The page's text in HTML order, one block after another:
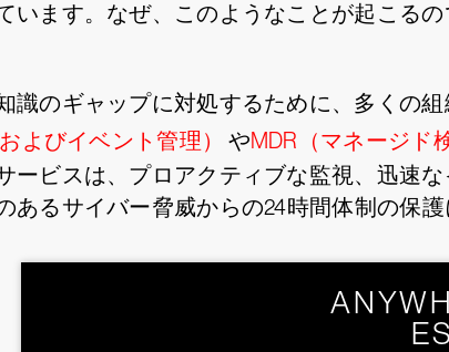
います。なぜ、このようなことが起こる
識のギャップに対処するために、多くの
よびイベント管理）
やMDR（マネージド
ービスは、プロアクティブな監視、迅速
あるサイバー脅威からの24時間体制の保護